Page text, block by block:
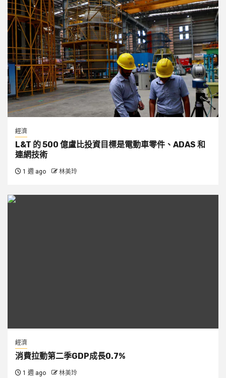
經濟
L&T 的 500 億盧比投資目標是電動車零件、ADAS 和
連網技術
1 週 ago 林美玲
經濟
消費拉動第二季GDP成長0.7%
1 週 ago 林美玲